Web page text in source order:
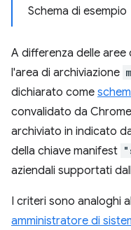
Schema di esempio
A differenza delle aree
l'area di archiviazione
dichiarato come
convalidato da
archiviato in indicato
della chiave manifest
aziendali supportati
I criteri sono analoghi
amministratore di